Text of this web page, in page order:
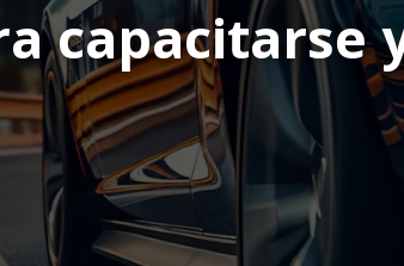
capacitarse